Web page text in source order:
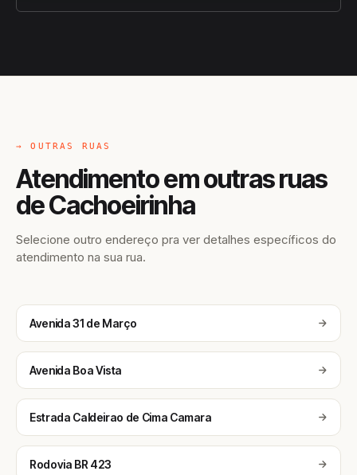
→ OUTRAS RUAS
Atendimento em outras ruas
de Cachoeirinha
Selecione outro endereço pra ver detalhes específicos do
atendimento na sua rua.
Avenida 31 de Março
Avenida Boa Vista
Estrada Caldeirao de Cima Camara
Rodovia BR 423